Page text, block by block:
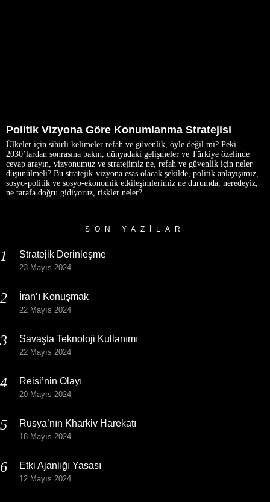
Politik Vizyona Göre Konumlanma Stratejisi
Ülkeler için sihirli kelimeler refah ve güvenlik, öyle değil mi? Peki
2030’lardan sonrasına bakın, dünyadaki gelişmeler ve Türkiye özelinde
cevap arayın, vizyonumuz ve stratejimiz ne, refah ve güvenlik için neler
düşünülmeli? Bu stratejik-vizyona esas olacak şekilde, politik anlayışımız,
sosyo-politik ve sosyo-ekonomik etkileşimlerimiz ne durumda, neredeyiz,
ne tarafa doğru gidiyoruz, riskler neler?
SON YAZILAR
Stratejik Derinleşme
23 Mayıs 2024
İran’ı Konuşmak
22 Mayıs 2024
Savaşta Teknoloji Kullanımı
22 Mayıs 2024
Reisi’nin Olayı
20 Mayıs 2024
Rusya’nın Kharkiv Harekatı
18 Mayıs 2024
Etki Ajanlığı Yasası
12 Mayıs 2024